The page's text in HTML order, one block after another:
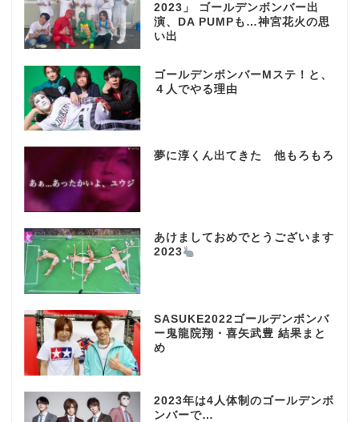
2023」 ゴールデンボンバー出
演、DA PUMPも…神宮花火の思
い出
ゴールデンボンバーMステ！と、
４人でやる理由
夢に淳くん出てきた 他もろもろ
あけましておめでとうございます
2023
SASUKE2022ゴールデンボンバ
ー鬼龍院翔・喜矢武豊 結果まと
め
2023年は4人体制のゴールデンボ
ンバーで…